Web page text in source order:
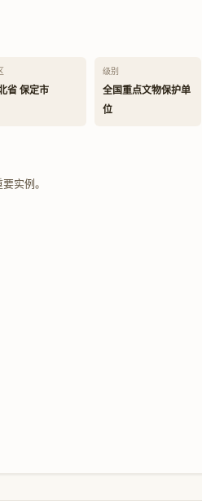
省 保定市
级别
全国重点文物保护单
位
实例。